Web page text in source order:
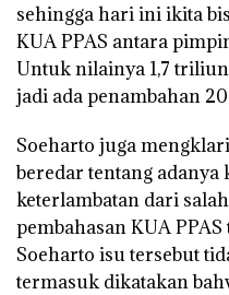
sehingga hari ini ikita
KUA PPAS antara
Untuk nilainya 1,7
jadi ada penambahan
Soeharto juga
beredar tentang adanya
keterlambatan dari
pembahasan KUA
Soeharto isu tersebut
termasuk dikatakan